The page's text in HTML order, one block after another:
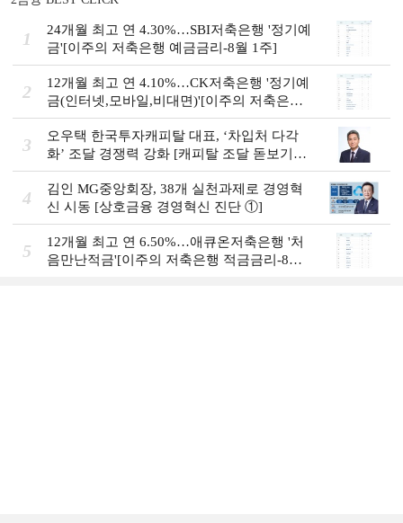
1
24개월 최고 연 4.30%…SBI저축은행 '정기예
금'[이주의 저축은행 예금금리-8월 1주]
2
12개월 최고 연 4.10%…CK저축은행 '정기예
금(인터넷,모바일,비대면)'[이주의 저축은행
예금금리-8월 1주]
3
오우택 한국투자캐피탈 대표, ‘차입처 다각
화ʼ 조달 경쟁력 강화 [캐피탈 조달 돋보기
(12)]
4
김인 MG중앙회장, 38개 실천과제로 경영혁
신 시동 [상호금융 경영혁신 진단 ①]
5
12개월 최고 연 6.50%…애큐온저축은행 '처
음만난적금'[이주의 저축은행 적금금리-8월